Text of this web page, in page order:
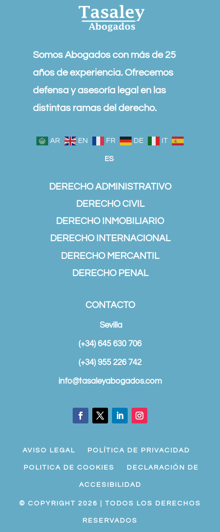
Somos Abogados con más de 25
años de experiencia. Ofrecemos
defensa y asesoría legal en las
distintas ramas del derecho.
AR EN FR DE IT
ES
DERECHO ADMINISTRATIVO
DERECHO CIVIL
DERECHO INMOBILIARIO
DERECHO INTERNACIONAL
DERECHO MERCANTIL
DERECHO PENAL
CONTACTO
Sevilla
(+34) 645 630 706
(+34) 955 226 742
info@tasaleyabogados.com
AVISO LEGAL POLÍTICA DE PRIVACIDAD
POLITICA DE COOKIES DECLARACIÓN DE
ACCESIBILIDAD
© COPYRIGHT 2026 | TODOS LOS DERECHOS
RESERVADOS